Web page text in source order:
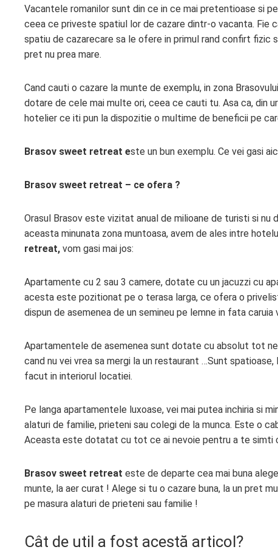
Vacantele romanilor sunt din ce in ce mai pretentioase si
ceea ce priveste spatiul lor de cazare dintr-o vacanta. Fie
spatiu de cazarecare sa le ofere in primul rand confirt fizic
pret nu prea mare.
Cand cauti o cazare la munte de exemplu, in zona
dotare de cele mai multe ori, ceea ce cauti tu. Asa ca, din
hotelier ce iti pun la dispozitie o multime de beneficii pe
Brasov sweet retreat este un bun exemplu. Ce vei gasi
Brasov sweet retreat – ce ofera ?
Orasul Brasov este vizitat anual de milioane de turisti si
aceasta minunata zona muntoasa, avem de ales intre
retreat, vom gasi mai jos:
Apartamente cu 2 sau 3 camere, dotate cu un jacuzzi cu
acesta este pozitionat pe o terasa larga, ce ofera o
dispun de asemenea de un semineu pe lemne in fata
Apartamentele de asemenea sunt dotate cu absolut tot
cand nu vei vrea sa mergi la un restaurant …Sunt
facut in interiorul locatiei.
Pe langa apartamentele luxoase, vei mai putea inchiria si
alaturi de familie, prieteni sau colegi de la munca. Este o
Aceasta este dotatat cu tot ce ai nevoie pentru a te simti
Brasov sweet retreat este de departe cea mai buna
munte, la aer curat ! Alege si tu o cazare buna, la un pret
pe masura alaturi de prieteni sau familie !
Cât de util a fost acestă articol?